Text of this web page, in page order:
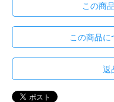
この商
この商品に
返